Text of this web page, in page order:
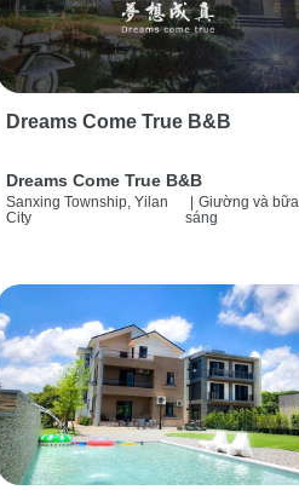
Dreams Come True B&B
Dreams Come True B&B
Sanxing Township, Yilan
City
| Giường và bữa
sáng